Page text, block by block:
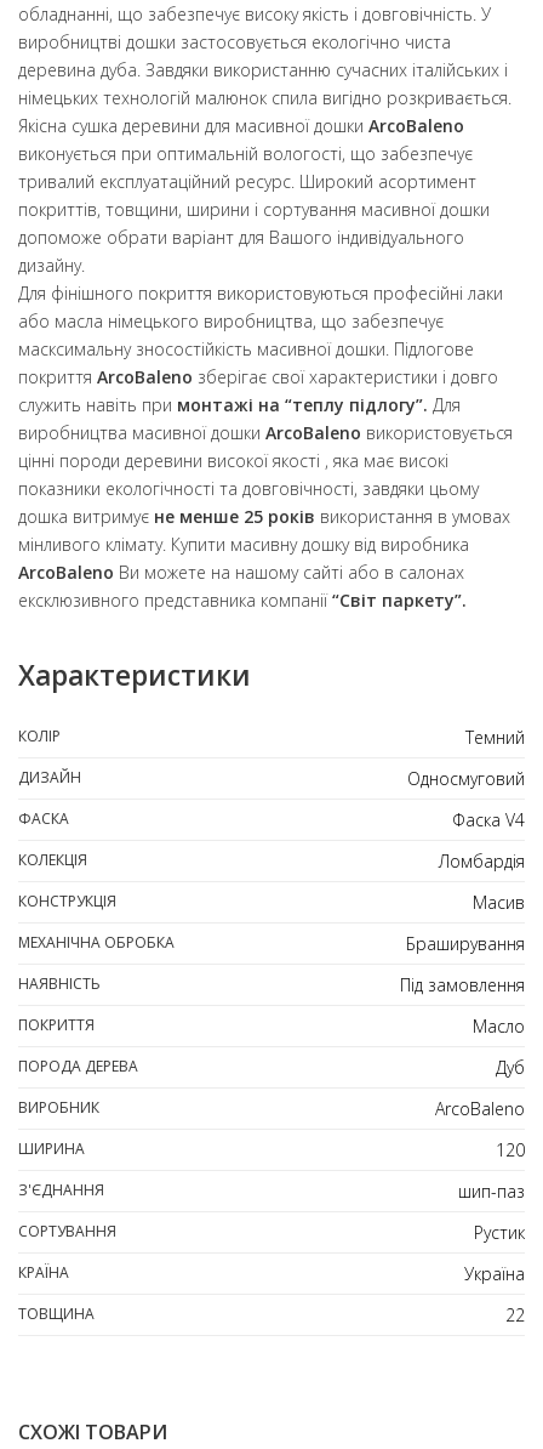
обладнанні, що забезпечує високу якість і довговічність. У
виробництві дошки застосовується екологічно чиста
деревина дуба. Завдяки використанню сучасних італійських і
німецьких технологій малюнок спила вигідно розкривається.
Якісна сушка деревини для масивної дошки ArcoBaleno
виконується при оптимальній вологості, що забезпечує
тривалий експлуатаційний ресурс. Широкий асортимент
покриттів, товщини, ширини і сортування масивної дошки
допоможе обрати варіант для Вашого індивідуального
дизайну.
Для фінішного покриття використовуються професійні лаки
або масла німецького виробництва, що забезпечує
масксимальну зносостійкість масивної дошки. Підлогове
покриття ArcoBaleno зберігає свої характеристики і довго
служить навіть при монтажі на “теплу підлогу”. Для
виробництва масивної дошки ArcoBaleno використовується
цінні породи деревини високої якості , яка має високі
показники екологічності та довговічності, завдяки цьому
дошка витримує не менше 25 років використання в умовах
мінливого клімату. Купити масивну дошку від виробника
ArcoBaleno Ви можете на нашому сайті або в салонах
ексклюзивного представника компанії“Світ паркету”.
Характеристики
КОЛІР Темний
ДИЗАЙН Односмуговий
ФАСКА Фаска V4
КОЛЕКЦІЯ Ломбардія
КОНСТРУКЦІЯ Масив
МЕХАНІЧНА ОБРОБКА Браширування
НАЯВНІСТЬ Під замовлення
ПОКРИТТЯ Масло
ПОРОДА ДЕРЕВА Дуб
ВИРОБНИК ArcoBaleno
ШИРИНА 120
З'ЄДНАННЯ шип-паз
СОРТУВАННЯ Рустик
КРАЇНА Україна
ТОВЩИНА 22
СХОЖІ ТОВАРИ